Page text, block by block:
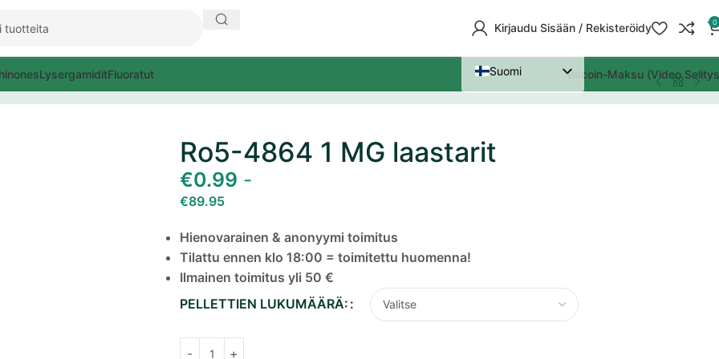
Kirjaudu Sisään / Rekisteröidy 0
LysergamiditFluoratut
Suomi
Polski
Bitcoin-Maksu (Video
Ro5-4864 1 MG laastarit
€0.99 -
€89.95
Hienovarainen & anonyymi toimitus
Tilattu ennen klo 18:00 = toimitettu huomenna!
Ilmainen toimitus yli 50 €
PELLETTIEN LUKUMÄÄRÄ: